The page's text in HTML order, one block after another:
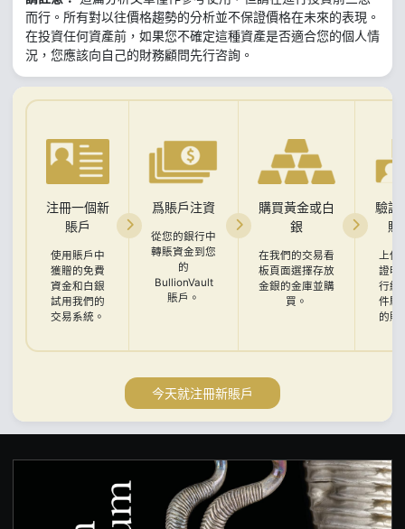
而行。所有對以往價格趨勢的分析並不保證價格在未來的表現。
在投資任何資產前，如果您不確定這種資產是否適合您的個人情
況，您應該向自己的財務顧問先行咨詢。
注冊一個新
賬戶
使用賬戶中
獲贈的免費
資金和白銀
試用我們的
交易系統。
爲賬戶注資
從您的銀行中
轉賬資金到您
的
BullionVault
賬戶。
購買黃金或白
銀
在我們的交易看
板頁面選擇存放
金銀的金庫並購
買。
驗證
賬
上傳
證明
行結
件驗
的賬
今天就注冊新賬戶